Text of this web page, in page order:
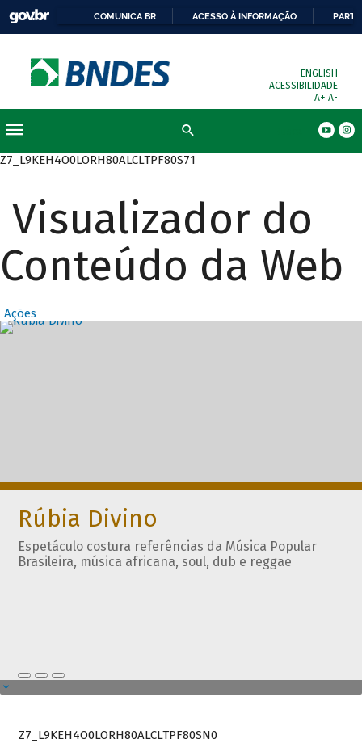
COMUNICA BR ACESSO À INFORMAÇÃO
ENGLISH
ACESSIBILIDADE
A+ A-
Z7_L9KEH4O0LORH80ALCLTPF80S71
Visualizador do
Conteúdo da Web
Ações
Destaques
Rúbia Divino
Espetáculo costura referências da Música Popular
Brasileira, música africana, soul, dub e reggae
Z7_L9KEH4O0LORH80ALCLTPF80SN0